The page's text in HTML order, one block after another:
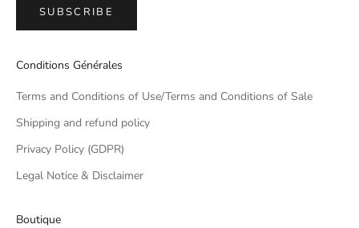
SUBSCRIBE
Conditions Générales
Terms and Conditions of Use/Terms and Conditions of Sale
Shipping and refund policy
Privacy Policy (GDPR)
Legal Notice & Disclaimer
Boutique